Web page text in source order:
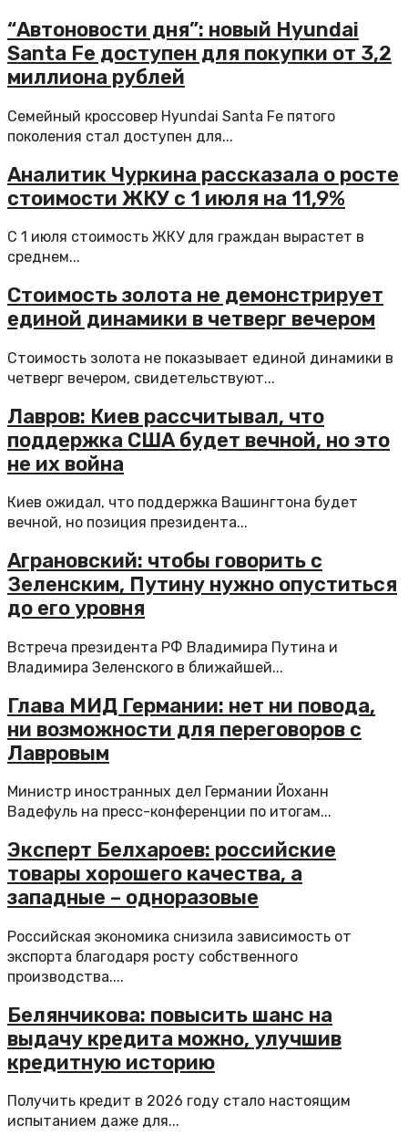
“Автоновости дня”: новый Hyundai
Santa Fe доступен для покупки от 3,2
миллиона рублей
Семейный кроссовер Hyundai Santa Fe пятого
поколения стал доступен для...
Аналитик Чуркина рассказала о росте
стоимости ЖКУ с 1 июля на 11,9%
С 1 июля стоимость ЖКУ для граждан вырастет в
среднем...
Стоимость золота не демонстрирует
единой динамики в четверг вечером
Стоимость золота не показывает единой динамики в
четверг вечером, свидетельствуют...
Лавров: Киев рассчитывал, что
поддержка США будет вечной, но это
не их война
Киев ожидал, что поддержка Вашингтона будет
вечной, но позиция президента...
Аграновский: чтобы говорить с
Зеленским, Путину нужно опуститься
до его уровня
Встреча президента РФ Владимира Путина и
Владимира Зеленского в ближайшей...
Глава МИД Германии: нет ни повода,
ни возможности для переговоров с
Лавровым
Министр иностранных дел Германии Йоханн
Вадефуль на пресс-конференции по итогам...
Эксперт Белхароев: российские
товары хорошего качества, а
западные – одноразовые
Российская экономика снизила зависимость от
экспорта благодаря росту собственного
производства....
Белянчикова: повысить шанс на
выдачу кредита можно, улучшив
кредитную историю
Получить кредит в 2026 году стало настоящим
испытанием даже для...